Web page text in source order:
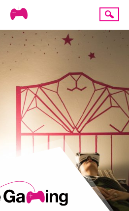
Creative
ÜBER UNS
AKTUELLES
ANGEBOTE
PROJEKTE
PRESSE
SPENDE
Suche